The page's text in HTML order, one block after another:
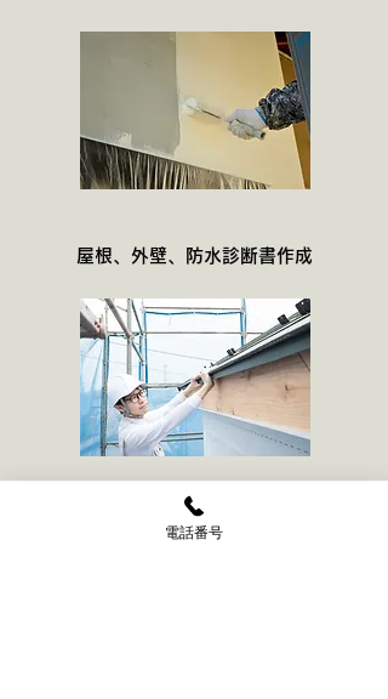
屋根、外壁、防水診断書作成
お見積・ご相談無料
電話番号